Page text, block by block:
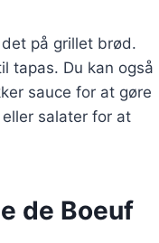
på grillet brød.
tapas. Du kan også
sauce for at gøre
salater for at
de Boeuf